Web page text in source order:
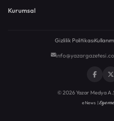
Kurumsal
Gizlilik Politikası
© 2026 Yazar Medya
eNews |